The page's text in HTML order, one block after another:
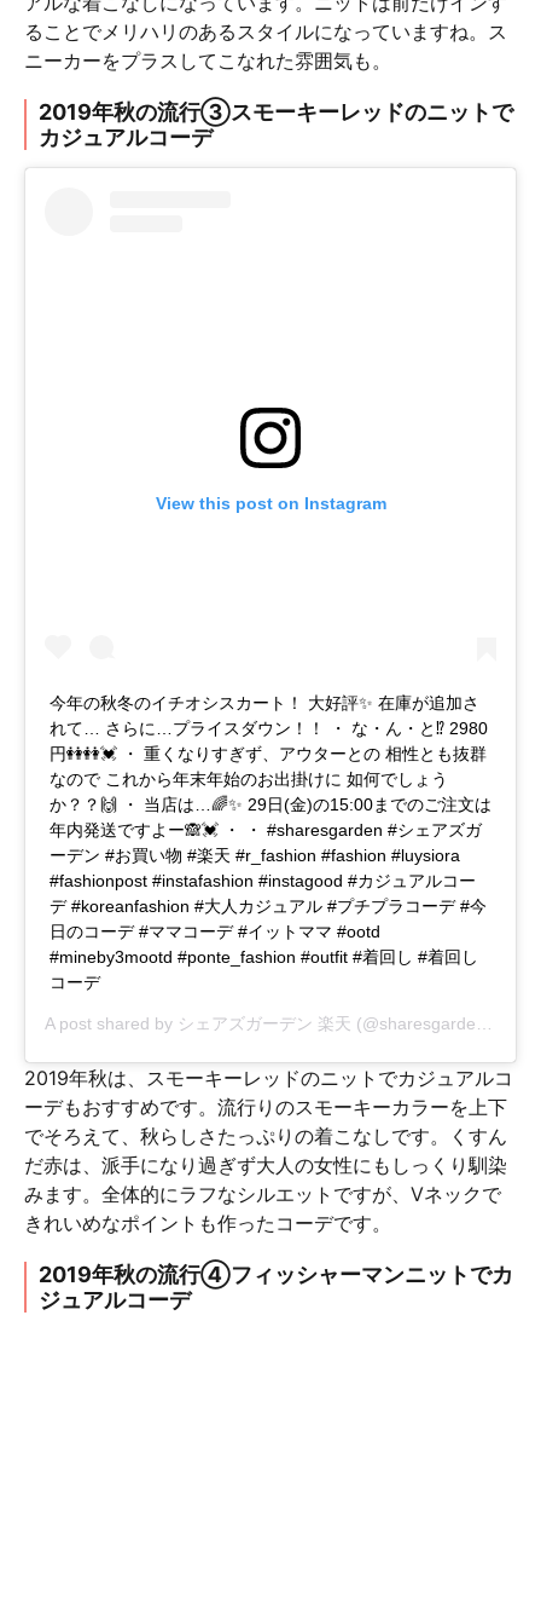
ることでメリハリのあるスタイルになっていますね。ス
ニーカーをプラスしてこなれた雰囲気も。
2019年秋の流行③スモーキーレッドのニットで
カジュアルコーデ
View this post on Instagram
今年の秋冬のイチオシスカート！ 大好評✨ 在庫が追加さ
れて… さらに…プライスダウン！！ ・ な・ん・と⁉️ 2980
円👭👭💓 ・ 重くなりすぎず、アウターとの 相性とも抜群
なので これから年末年始のお出掛けに 如何でしょう
か？？🙌 ・ 当店は…🌈✨ 29日(金)の15:00までのご注文は
年内発送ですよー🙈💓 ・ ・ #sharesgarden #シェアズガ
ーデン #お買い物 #楽天 #r_fashion #fashion #luysiora
#fashionpost #instafashion #instagood #カジュアルコー
デ #koreanfashion #大人カジュアル #プチプラコーデ #今
日のコーデ #ママコーデ #イットママ #ootd
#mineby3mootd #ponte_fashion #outfit #着回し #着回し
コーデ
A post shared by シェアズガーデン 楽天 (@sharesgarden) on
2019年秋は、スモーキーレッドのニットでカジュアルコ
ーデもおすすめです。流行りのスモーキーカラーを上下
でそろえて、秋らしさたっぷりの着こなしです。くすん
だ赤は、派手になり過ぎず大人の女性にもしっくり馴染
みます。全体的にラフなシルエットですが、Vネックで
きれいめなポイントも作ったコーデです。
2019年秋の流行④フィッシャーマンニットでカ
ジュアルコーデ